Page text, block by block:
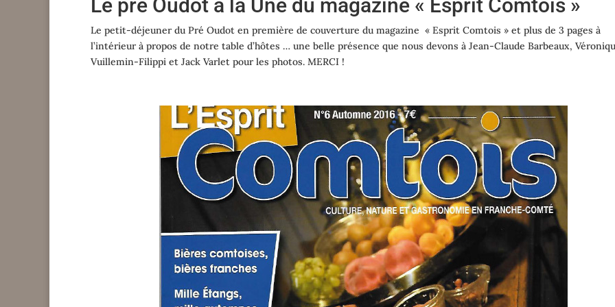
Le pré Oudot à la Une du magazine « Esprit Comtois »
Le petit-déjeuner du Pré Oudot en première de couverture du magazine « Esprit Comtois » et plus de 3 pages à
l’intérieur à propos de notre table d’hôtes … une belle présence que nous devons à Jean-Claude Barbeaux,
Vuillemin-Filippi et Jack Varlet pour les photos. MERCI !